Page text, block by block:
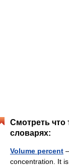
Смотреть что
словарях:
Volume percent
concentration. It